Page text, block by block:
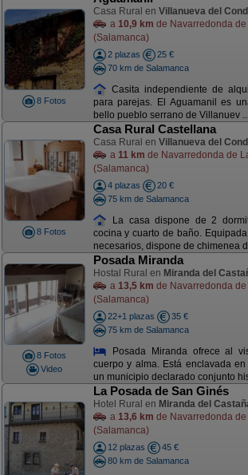
8 Fotos
Casa Rural en Villanueva del
a 10,9 km de Navarredonda
(Salamanca)
2 plazas
25 €
70 km de Salamanca
Casita independiente de
para parejas. El Aguamanil es
bello pueblo serrano de Villanuev
8 Fotos
Casa Rural Castellana
Casa Rural en Villanueva del
a 11 km de Navarredonda de
(Salamanca)
4 plazas
20 €
75 km de Salamanca
La casa dispone de 2
cocina y cuarto de baño.
necesarios, dispone de chimenea
8 Fotos
Video
Posada Miranda
Hostal Rural en Miranda del
a 13,5 km de Navarredonda
(Salamanca)
22+1 plazas
35 €
75 km de Salamanca
Posada Miranda ofrece al
cuerpo y alma. Está enclavada
un municipio declarado conjunto
La Posada de San Ginés
Hotel Rural en Miranda del
a 13,6 km de Navarredonda
(Salamanca)
12 plazas
45 €
80 km de Salamanca